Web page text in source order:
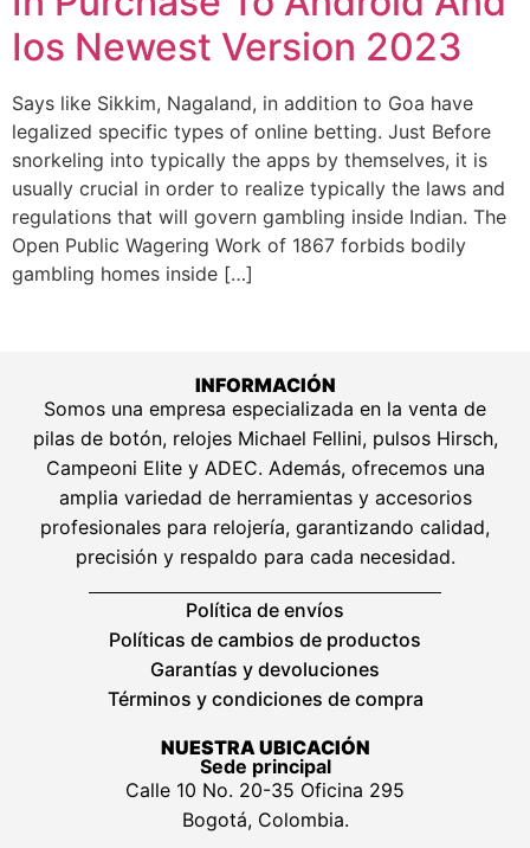
Ios Newest Version 2023
Says like Sikkim, Nagaland, in addition to Goa have
legalized specific types of online betting. Just Before
snorkeling into typically the apps by themselves, it is
usually crucial in order to realize typically the laws and
regulations that will govern gambling inside Indian. The
Open Public Wagering Work of 1867 forbids bodily
gambling homes inside […]
INFORMACIÓN
Somos una empresa especializada en la venta de
pilas de botón, relojes Michael Fellini, pulsos Hirsch,
Campeoni Elite y ADEC. Además, ofrecemos una
amplia variedad de herramientas y accesorios
profesionales para relojería, garantizando calidad,
precisión y respaldo para cada necesidad.
Política de envíos
Políticas de cambios de productos
Garantías y devoluciones
Términos y condiciones de compra
NUESTRA UBICACIÓN
Sede principal
Calle 10 No. 20-35 Oficina 295
Bogotá, Colombia.